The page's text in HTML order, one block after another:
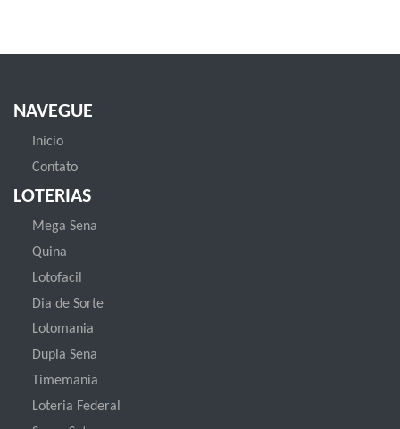
NAVEGUE
Inicio
Contato
LOTERIAS
Mega Sena
Quina
Lotofacil
Dia de Sorte
Lotomania
Dupla Sena
Timemania
Loteria Federal